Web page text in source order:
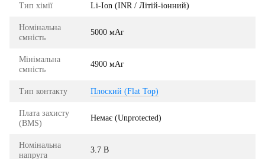
Тип хімії Li-Ion (INR / Літій-іонний)
Номінальна
ємність
5000 мАг
Мінімальна
ємність
4900 мАг
Тип контакту Плоский (Flat Top)
Плата захисту
(BMS)
Немає (Unprotected)
Номінальна
напруга
3.7 В